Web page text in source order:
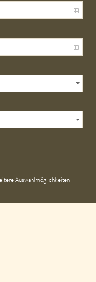
Auswahlmöglichkeiten